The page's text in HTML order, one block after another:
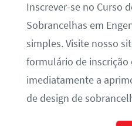
Inscrever-se no Curso
Sobrancelhas em
simples. Visite nosso
formulário de inscrição
imediatamente a
de design de